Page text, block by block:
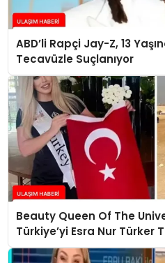
ABD’li Rapçi Jay-Z, 13
Tecavüzle Suçlanıyor
Beauty Queen Of The
Türkiye’yi Esra Nur Türker